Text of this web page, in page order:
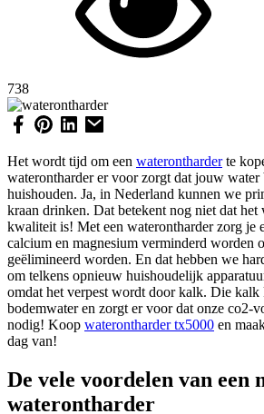
738
Het wordt tijd om een waterontharderte
waterontharder er voor zorgt dat jouw
huishouden. Ja, in Nederland kunnen we
kraan drinken. Dat betekent nog niet dat het
kwaliteit is! Met een waterontharder zorg je
calcium en magnesium verminderd worden
geëlimineerd worden. En dat hebben we
om telkens opnieuw huishoudelijk
omdat het verpest wordt door kalk. Die kalk
bodemwater en zorgt er voor dat onze co2-
nodig! Koop waterontharder tx5000 en
dag van!
De vele voordelen van een
waterontharder